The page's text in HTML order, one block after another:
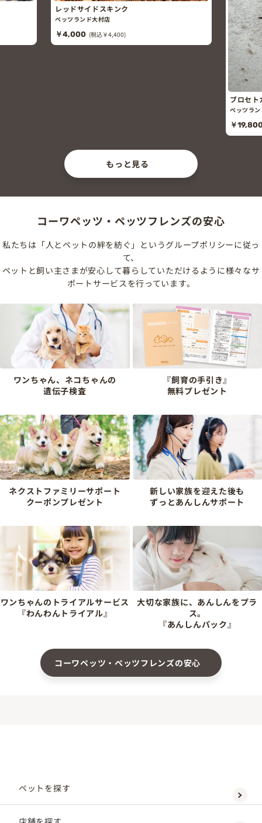
レッドサイドスキンク
ペッツランド大村店
￥4,000 (税込￥4,400)
ブロセト
ペッツラ
￥
もっと見る
コーワペッツ・ペッツフレンズの安心
私たちは「人とペットの絆を紡ぐ」というグループポリシーに従っ
て、
ペットと飼い主さまが安心して暮らしていただけるように様々なサ
ポートサービスを行っています。
ワンちゃん、ネコちゃんの
遺伝子検査
『飼育の手引き』
無料プレゼント
ネクストファミリーサポート
クーポンプレゼント
新しい家族を迎えた後も
ずっとあんしんサポート
ワンちゃんのトライアルサービス
『わんわんトライアル』
大切な家族に、あんしんをプラ
ス。
『あんしんパック』
コーワペッツ・ペッツフレンズの安心
ペットを探す